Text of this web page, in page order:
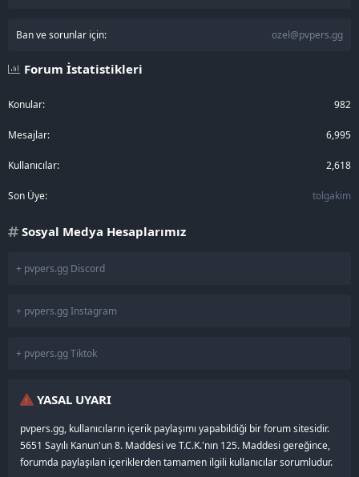
Ban ve sorunlar için: ozel@pvpers.gg
Forum İstatistikleri
Konular 982
Mesajlar 6,995
Kullanıcılar 2,618
Son Üye tolgakim
Sosyal Medya Hesaplarımız
+ pvpers.gg Discord
+ pvpers.gg Instagram
+ pvpers.gg Tiktok
YASAL UYARI
pvpers.gg, kullanıcıların içerik paylaşımı yapabildiği bir forum sitesidir.
5651 Sayılı Kanun'un 8. Maddesi ve T.C.K.'nın 125. Maddesi gereğince,
forumda paylaşılan içeriklerden tamamen ilgili kullanıcılar sorumludur.